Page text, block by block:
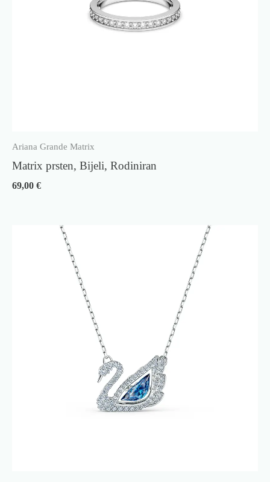
Ariana Grande Matrix
Matrix prsten, Bijeli, Rodiniran
69,00 €